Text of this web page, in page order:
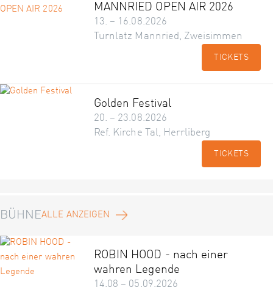
MANNRIED OPEN AIR 2026
13. – 16.08.2026
Turnlatz Mannried, Zweisimmen
TICKETS
Golden Festival
20. – 23.08.2026
Ref. Kirche Tal, Herrliberg
TICKETS
BÜHNEALLE ANZEIGEN
ROBIN HOOD - nach einer
wahren Legende
14.08 – 05.09.2026